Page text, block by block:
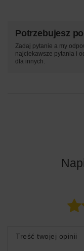
Potrzebujesz
Zadaj pytanie a my
najciekawsze pytania i
dla innych.
Treść twojej opinii